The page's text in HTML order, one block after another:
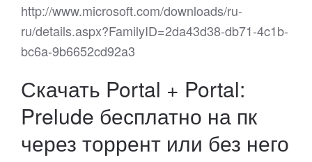
http://www.microsoft.com/downloads/ru-
ru/details.aspx?FamilyID=2da43d38-db71-4c1b-
bc6a-9b6652cd92a3
Скачать Portal + Portal:
Prelude бесплатно на пк
через торрент или без него